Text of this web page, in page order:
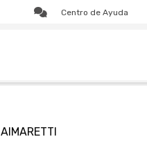
Centro de Ayuda
AIMARETTI